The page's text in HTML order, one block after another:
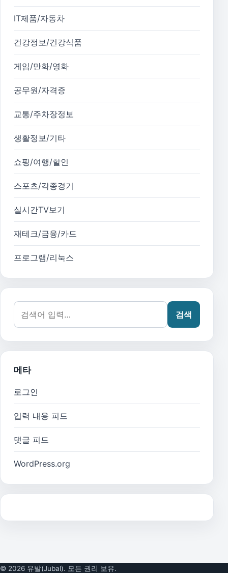
IT제품/자동차
건강정보/건강식품
게임/만화/영화
공무원/자격증
교통/주차장정보
생활정보/기타
쇼핑/여행/할인
스포츠/각종경기
실시간TV보기
재테크/금융/카드
프로그램/리눅스
검색어:
검색
메타
로그인
입력 내용 피드
댓글 피드
WordPress.org
© 2026 유발(Jubal). 모든 권리 보유.